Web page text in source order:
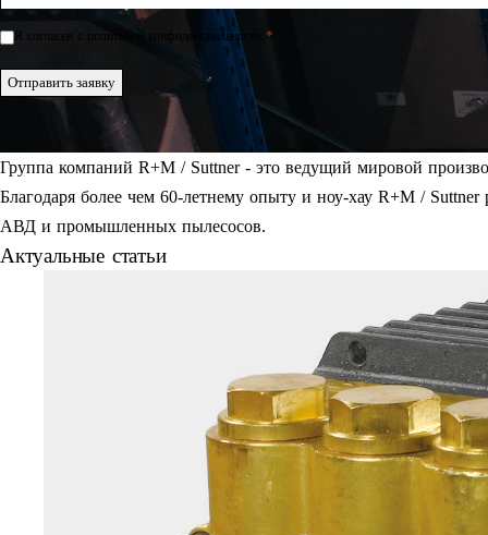
Einwilligung
Я согласен с политикой конфиденциальности. *
Отправить заявку
Группа компаний R+M / Suttner - это ведущий мировой
Благодаря более чем 60-летнему опыту и ноу-хау R+M /
АВД и промышленных пылесосов.
Актуальные статьи